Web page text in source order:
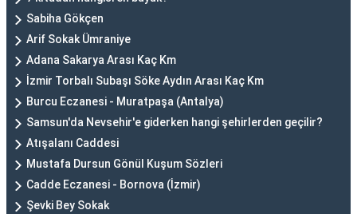
Sabiha Gökçen
Arif Sokak Ümraniye
Adana Sakarya Arası Kaç Km
İzmir Torbalı Subaşı Söke Aydın Arası Kaç Km
Burcu Eczanesi - Muratpaşa (Antalya)
Samsun'da Nevsehir'e giderken hangi şehirlerden geçilir?
Atışalanı Caddesi
Mustafa Dursun Gönül Kuşum Sözleri
Cadde Eczanesi - Bornova (İzmir)
Şevki Bey Sokak